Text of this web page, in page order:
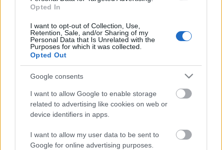
Opted In
I want to opt-out of Collection, Use,
Retention, Sale, and/or Sharing of my
Personal Data that Is Unrelated with the
Purposes for which it was collected.
Opted Out
Google consents
I want to allow Google to enable storage
related to advertising like cookies on web or
device identifiers in apps.
I want to allow my user data to be sent to
Google for online advertising purposes.
Helyi hírek
szeptemberig élvezhetjük
HIRDETÉS